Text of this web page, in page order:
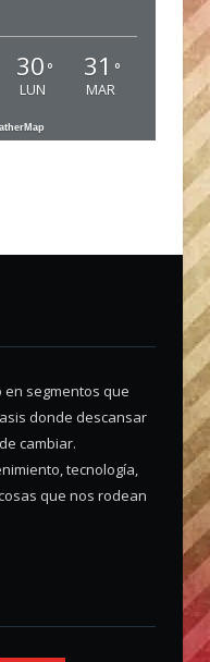
30 °
LUN
31 °
MAR
en segmentos que
donde descansar
cambiar.
tecnología,
que nos rodean